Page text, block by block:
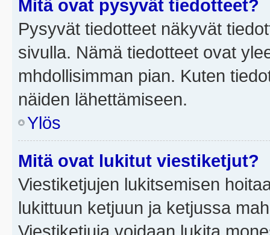
Mitä ovat pysyvät tiedotteet?
Pysyvät tiedotteet näkyvät
sivulla. Nämä tiedotteet ovat
mhdollisimman pian. Kuten
näiden lähettämiseen.
Ylös
Mitä ovat lukitut viestiketjut?
Viestiketjujen lukitsemisen
lukittuun ketjuun ja ketjussa